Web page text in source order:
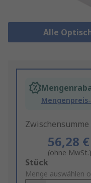
Alle
Zwischensumme
56,28 €
(ohne MwSt.)
Add
to
Stück
Menge auswählen